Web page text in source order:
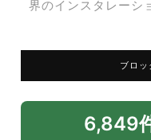
界のインスタレーシ
ブロッ
6,849